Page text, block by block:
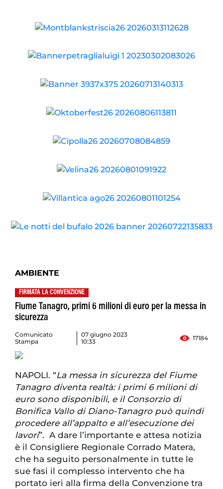
AMBIENTE
FIRMATA LA CONVENZIONE
Fiume Tanagro, primi 6 milioni di euro per la messa in
sicurezza
Comunicato
Stampa
07 giugno 2023
10:33
17184
NAPOLI. “La messa in sicurezza del Fiume
Tanagro diventa realtà: i primi 6 milioni di
euro sono disponibili, e il Consorzio di
Bonifica Vallo di Diano-Tanagro può quindi
procedere all’appalto e all’esecuzione dei
lavori”. A dare l’importante e attesa notizia
è il Consigliere Regionale Corrado Matera,
che ha seguito personalmente in tutte le
sue fasi il complesso intervento che ha
portato ieri alla firma della Convenzione tra